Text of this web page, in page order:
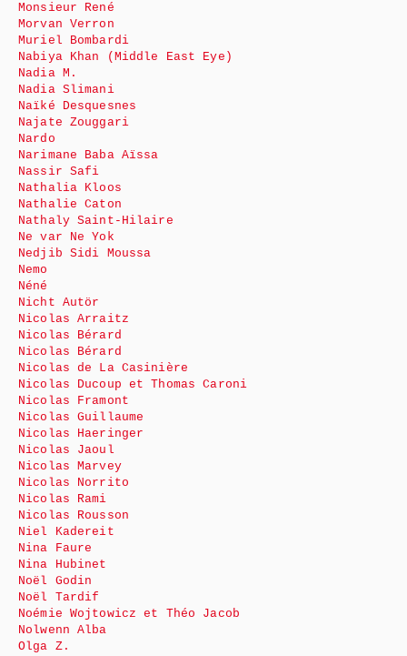
Monsieur René
Morvan Verron
Muriel Bombardi
Nabiya Khan (Middle East Eye)
Nadia M.
Nadia Slimani
Naïké Desquesnes
Najate Zouggari
Nardo
Narimane Baba Aïssa
Nassir Safi
Nathalia Kloos
Nathalie Caton
Nathaly Saint-Hilaire
Ne var Ne Yok
Nedjib Sidi Moussa
Nemo
Néné
Nicht Autör
Nicolas Arraitz
Nicolas Bérard
Nicolas Bérard
Nicolas de La Casinière
Nicolas Ducoup et Thomas Caroni
Nicolas Framont
Nicolas Guillaume
Nicolas Haeringer
Nicolas Jaoul
Nicolas Marvey
Nicolas Norrito
Nicolas Rami
Nicolas Rousson
Niel Kadereit
Nina Faure
Nina Hubinet
Noël Godin
Noël Tardif
Noémie Wojtowicz et Théo Jacob
Nolwenn Alba
Olga Z.